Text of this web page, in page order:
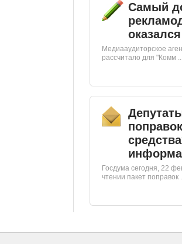
Самый
Медиааудиторское
рассчитало для "Комм
Госдума сегодня, 22
чтении пакет поправок